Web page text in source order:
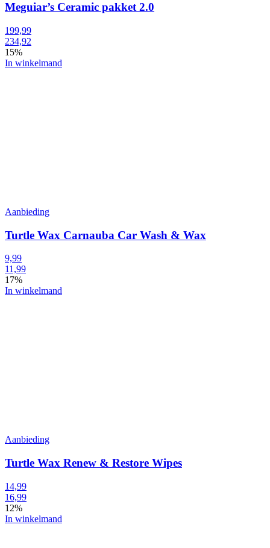
Meguiar’s Ceramic pakket 2.0
199,99
234,92
15%
In winkelmand
Aanbieding
Turtle Wax Carnauba Car Wash & Wax
9,99
11,99
17%
In winkelmand
Aanbieding
Turtle Wax Renew & Restore Wipes
14,99
16,99
12%
In winkelmand